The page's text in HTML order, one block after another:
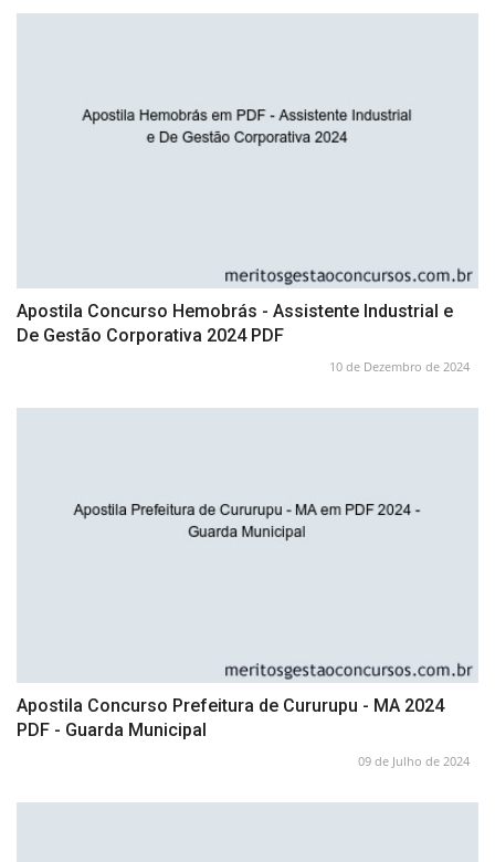
Apostila Concurso Hemobrás - Assistente Industrial e
De Gestão Corporativa 2024 PDF
10 de Dezembro de 2024
Apostila Concurso Prefeitura de Cururupu - MA 2024
PDF - Guarda Municipal
09 de Julho de 2024